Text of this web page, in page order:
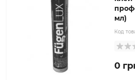
мл)
Код
0